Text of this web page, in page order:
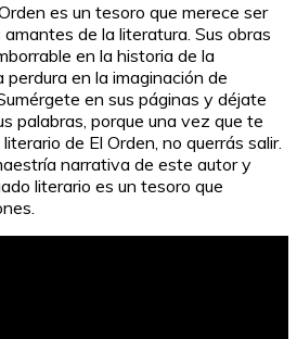
es un tesoro que merece ser
de la literatura. Sus obras
en la historia de la
en la imaginación de
en sus páginas y déjate
palabras, porque una vez que te
de El Orden, no querrás salir.
narrativa de este autor y
literario es un tesoro que